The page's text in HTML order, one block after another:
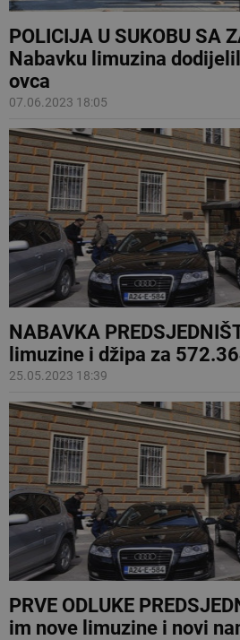
POLICIJA U SUKOBU SA
Nabavku limuzina
ovca
07.06.2023 18:05
NABAVKA
limuzine i džipa za
25.05.2023 18:39
PRVE ODLUKE
im nove limuzine i novi